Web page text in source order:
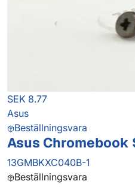
SEK 8.77
Asus
Beställningsvara
Asus Chromebook
13GMBKXC040B-1
Beställningsvara